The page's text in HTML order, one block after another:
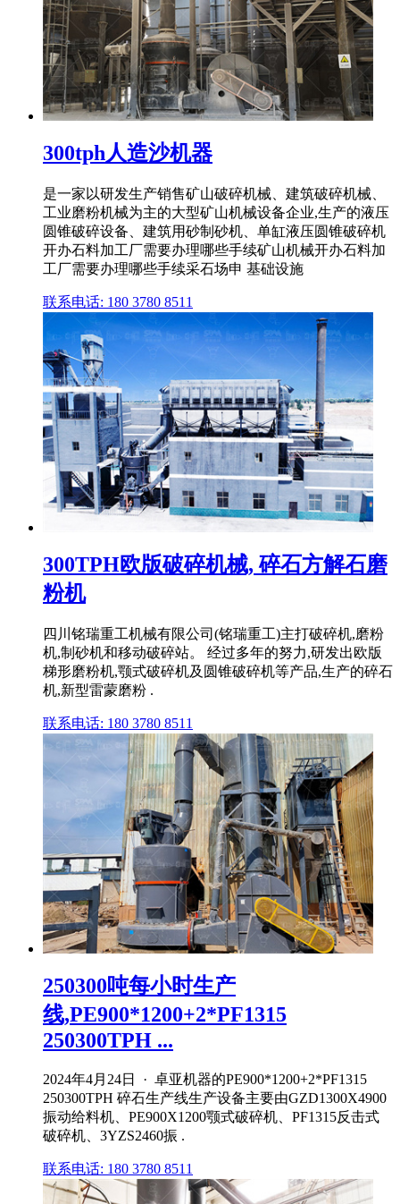
300tph人造沙机器
是一家以研发生产销售矿山破碎机械、建筑破碎机械、
工业磨粉机械为主的大型矿山机械设备企业,生产的液压
圆锥破碎设备、建筑用砂制砂机、单缸液压圆锥破碎机
开办石料加工厂需要办理哪些手续矿山机械开办石料加
工厂需要办理哪些手续采石场申 基础设施
联系电话: 180 3780 8511
300TPH欧版破碎机械, 碎石方解石磨
粉机
四川铭瑞重工机械有限公司(铭瑞重工)主打破碎机,磨粉
机,制砂机和移动破碎站。 经过多年的努力,研发出欧版
梯形磨粉机,颚式破碎机及圆锥破碎机等产品,生产的碎石
机,新型雷蒙磨粉 .
联系电话: 180 3780 8511
250300吨每小时生产
线,PE900*1200+2*PF1315
250300TPH ...
2024年4月24日 · 卓亚机器的PE900*1200+2*PF1315
250300TPH 碎石生产线生产设备主要由GZD1300X4900
振动给料机、PE900X1200颚式破碎机、PF1315反击式
破碎机、3YZS2460振 .
联系电话: 180 3780 8511